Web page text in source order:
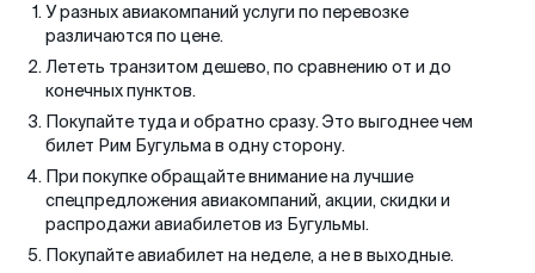
У разных авиакомпаний услуги по перевозке
различаются по цене.
Лететь транзитом дешево, по сравнению от и до
конечных пунктов.
Покупайте туда и обратно сразу. Это выгоднее чем
билет Рим Бугульма в одну сторону.
При покупке обращайте внимание на лучшие
спецпредложения авиакомпаний, акции, скидки и
распродажи авиабилетов из Бугульмы.
Покупайте авиабилет на неделе, а не в выходные.